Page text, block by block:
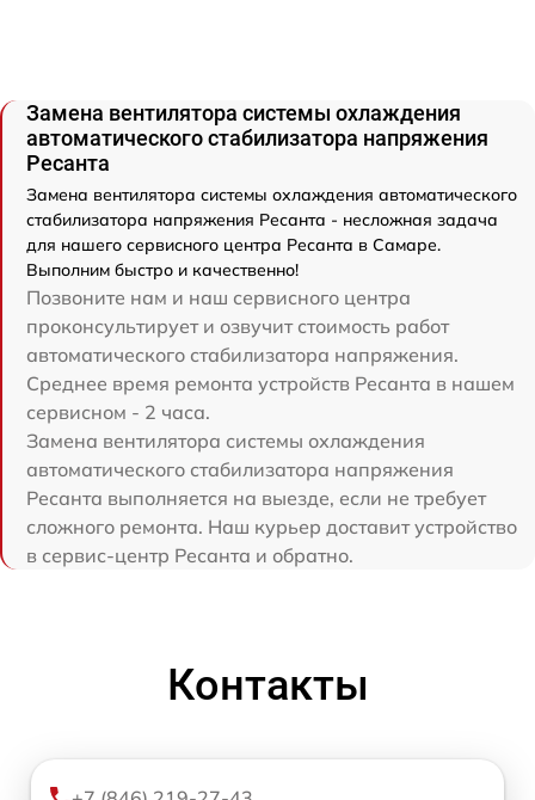
Замена вентилятора системы охлаждения
автоматического стабилизатора напряжения
Ресанта
Замена вентилятора системы охлаждения автоматического
стабилизатора напряжения Ресанта - несложная задача
для нашего сервисного центра Ресанта в Самаре.
Выполним быстро и качественно!
Позвоните нам и наш сервисного центра
проконсультирует и озвучит стоимость работ
автоматического стабилизатора напряжения.
Среднее время ремонта устройств Ресанта в нашем
сервисном - 2 часа.
Замена вентилятора системы охлаждения
автоматического стабилизатора напряжения
Ресанта выполняется на выезде, если не требует
сложного ремонта. Наш курьер доставит устройство
в сервис-центр Ресанта и обратно.
Контакты